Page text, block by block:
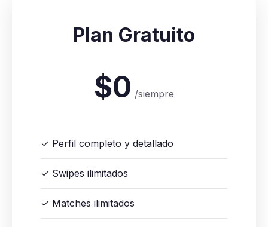
Plan Gratuito
$0 /siempre
✓ Perfil completo y detallado
✓ Swipes ilimitados
✓ Matches ilimitados